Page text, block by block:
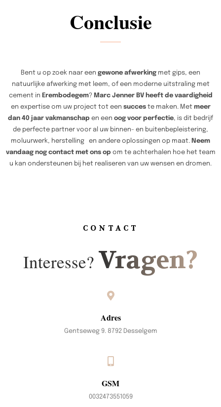
Conclusie
Bent u op zoek naar een gewone afwerking met gips, een
natuurlijke afwerking met leem, of een moderne uitstraling met
cement in Erembodegem? Marc Jenner BV heeft de vaardigheid
en expertise om uw project tot een succeste maken. Met meer
dan 40 jaar vakmanschap en een oog voor perfectie, is dit bedrijf
de perfecte partner voor al uw binnen- en buitenbepleistering,
moluurwerk, herstelling en andere oplossingen op maat. Neem
vandaag nog contact met ons op om te achterhalen hoe het team
u kan ondersteunen bij het realiseren van uw wensen en dromen.
CONTACT
Interesse? Vragen?
Adres
Gentseweg 9. 8792 Desselgem
GSM
0032473551059